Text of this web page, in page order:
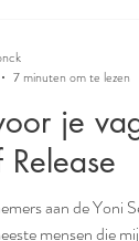
je
aan de Yoni
7 minuten om te lezen